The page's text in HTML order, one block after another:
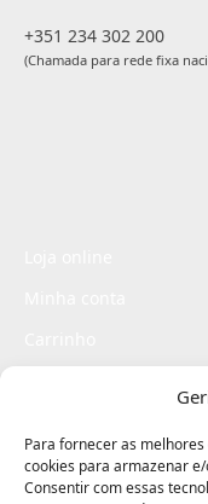
Para fornecer as
cookies para armazenar
Consentir com essas
+351 234 302 200
(Chamada para rede fixa